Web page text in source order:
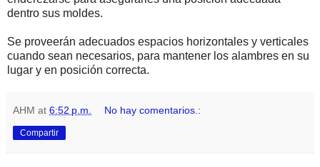
dentro sus moldes.
Se proveerán adecuados espacios horizontales y verticales
cuando sean necesarios, para mantener los alambres en su
lugar y en posición correcta.
AHM at 6:52 p.m. No hay comentarios.:
Compartir